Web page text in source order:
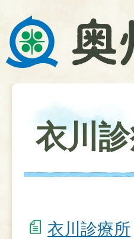
衣川
衣川診療所